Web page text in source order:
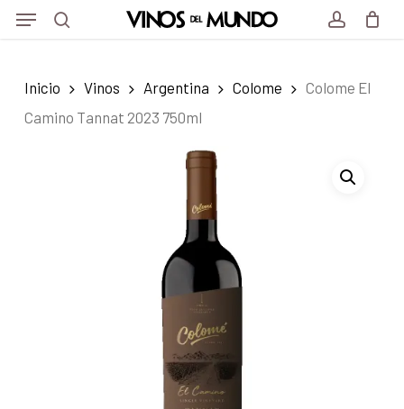
Skip
content
Menu
Inicio Vinos Argentina Colome
Colome El
Camino Tannat 2023 750ml
Menu